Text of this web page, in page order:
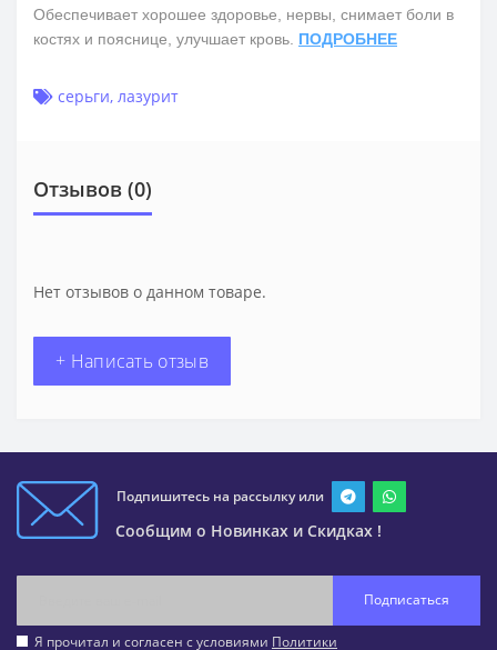
Обеспечивает хорошее здоровье, нервы, снимает боли в
костях и пояснице, улучшает кровь. ПОДРОБНЕЕ
серьги, лазурит
Отзывов (0)
Нет отзывов о данном товаре.
+ Написать отзыв
Подпишитесь на рассылку или
Сообщим о Новинках и Скидках !
Подписаться
Я прочитал и согласен с условиями Политики